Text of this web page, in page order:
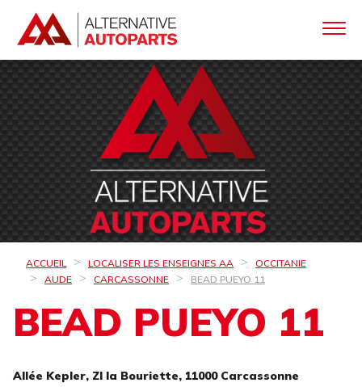
ACCUEIL LOCALISER LES ENSEIGNES AA
OCCITANIE
AUDE
CARCASSONNE BEAD PUEYO 11
BEAD PUEYO 11
Allée Kepler, ZI la Bouriette, 11000 Carcassonne